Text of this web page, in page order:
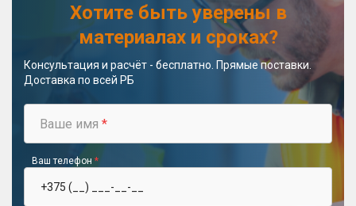
Хотите быть уверены в
материалах и сроках?
Консультация и расчёт - бесплатно. Прямые поставки.
Доставка по всей РБ
Ваше имя *
Ваш телефон *